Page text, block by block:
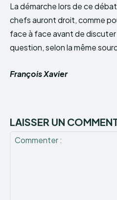
La démarche lors de ce
chefs auront droit, comme
face à face avant de
question, selon la même
François Xavier
LAISSER UN